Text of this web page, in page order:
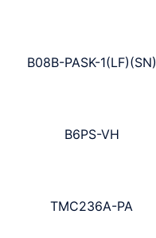
B08B-PASK-1(LF)(SN)
B6PS-VH
TMC236A-PA